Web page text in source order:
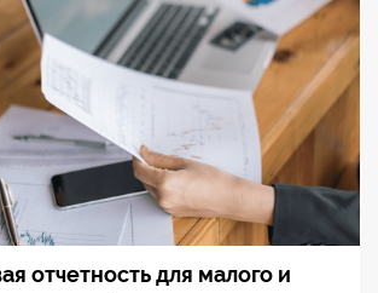
отчетность для малого и